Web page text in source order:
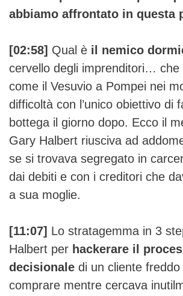
abbiamo affrontato in questa
[02:58] Qual è il nemico
cervello degli imprenditori… che
come il Vesuvio a Pompei nei
difficoltà con l’unico obiettivo di
bottega il giorno dopo. Ecco il
Gary Halbert riusciva ad
se si trovava segregato in
dai debiti e con i creditori che
a sua moglie.
[11:07] Lo stratagemma in 3
Halbert per hackerare il
decisionale di un cliente
comprare mentre cercava